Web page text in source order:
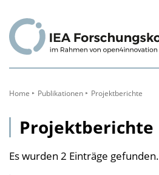
Inhalt
Home Publikationen Projektberichte
Projektberichte
Es wurden 2 Einträge gefunden.